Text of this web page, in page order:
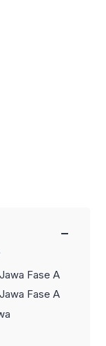
−
Fase A
Fase A